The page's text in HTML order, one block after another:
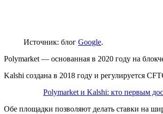
Источник: блог Google.
Polymarket — основанная в 2020 году на
Kalshi создана в 2018 году и регулируется
Polymarket и Kalshi: кто первым
Обе площадки позволяют делать ставки на